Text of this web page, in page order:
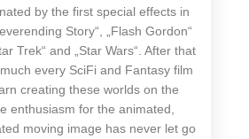
by the first special effects in
Story“, „Flash Gordon“
Trek“ and „Star Wars“. After that
every SciFi and Fantasy film
creating these worlds on the
enthusiasm for the animated,
moving image has never let go